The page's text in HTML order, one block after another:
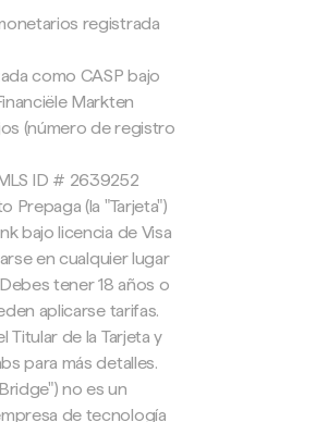
registrada
como CASP bajo
Markten
(número de registro
ID # 2639252
Prepaga (la "Tarjeta")
bajo licencia de Visa
en cualquier lugar
tener 18 años o
aplicarse tarifas.
Titular de la Tarjeta y
para más detalles.
no es un
de tecnología